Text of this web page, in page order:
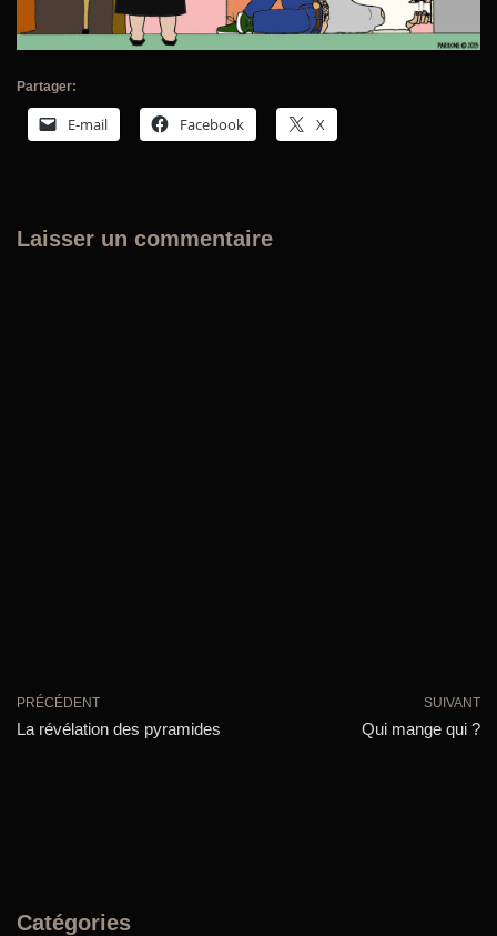
Partager:
E-mail Facebook X
Laisser un commentaire
PRÉCÉDENT
La révélation des pyramides
SUIVANT
Qui mange qui ?
Catégories